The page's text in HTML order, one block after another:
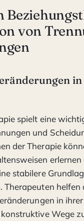
von
spielt eine
und
der Therapie
stabilere
helfen
in
Wege